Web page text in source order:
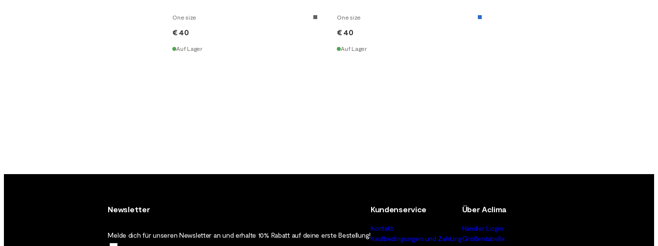
One size
€ 40
Auf Lager
One size
€ 40
Auf Lager
Newsletter
Melde dich für unseren Newsletter an und erhalte 10% Rabatt auf deine erste Bestellung!
Kundenservice
Kontakt
Kaufbedingungen und Zahlung
Über Aclima
Händler Login
Größentabelle